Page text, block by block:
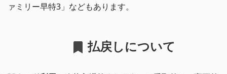
ァミリー早特3」などもあります。
払戻しについて